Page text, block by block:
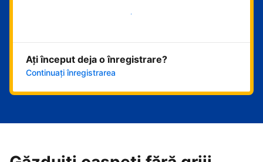
Începeți acum
Ați început deja o înregistrare?
Continuați înregistrarea